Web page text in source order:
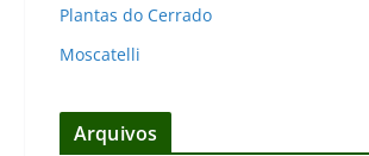
Plantas do Cerrado
Moscatelli
Arquivos